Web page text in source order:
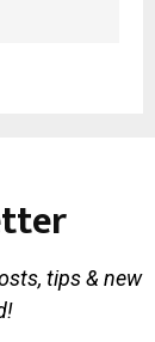
tips & new